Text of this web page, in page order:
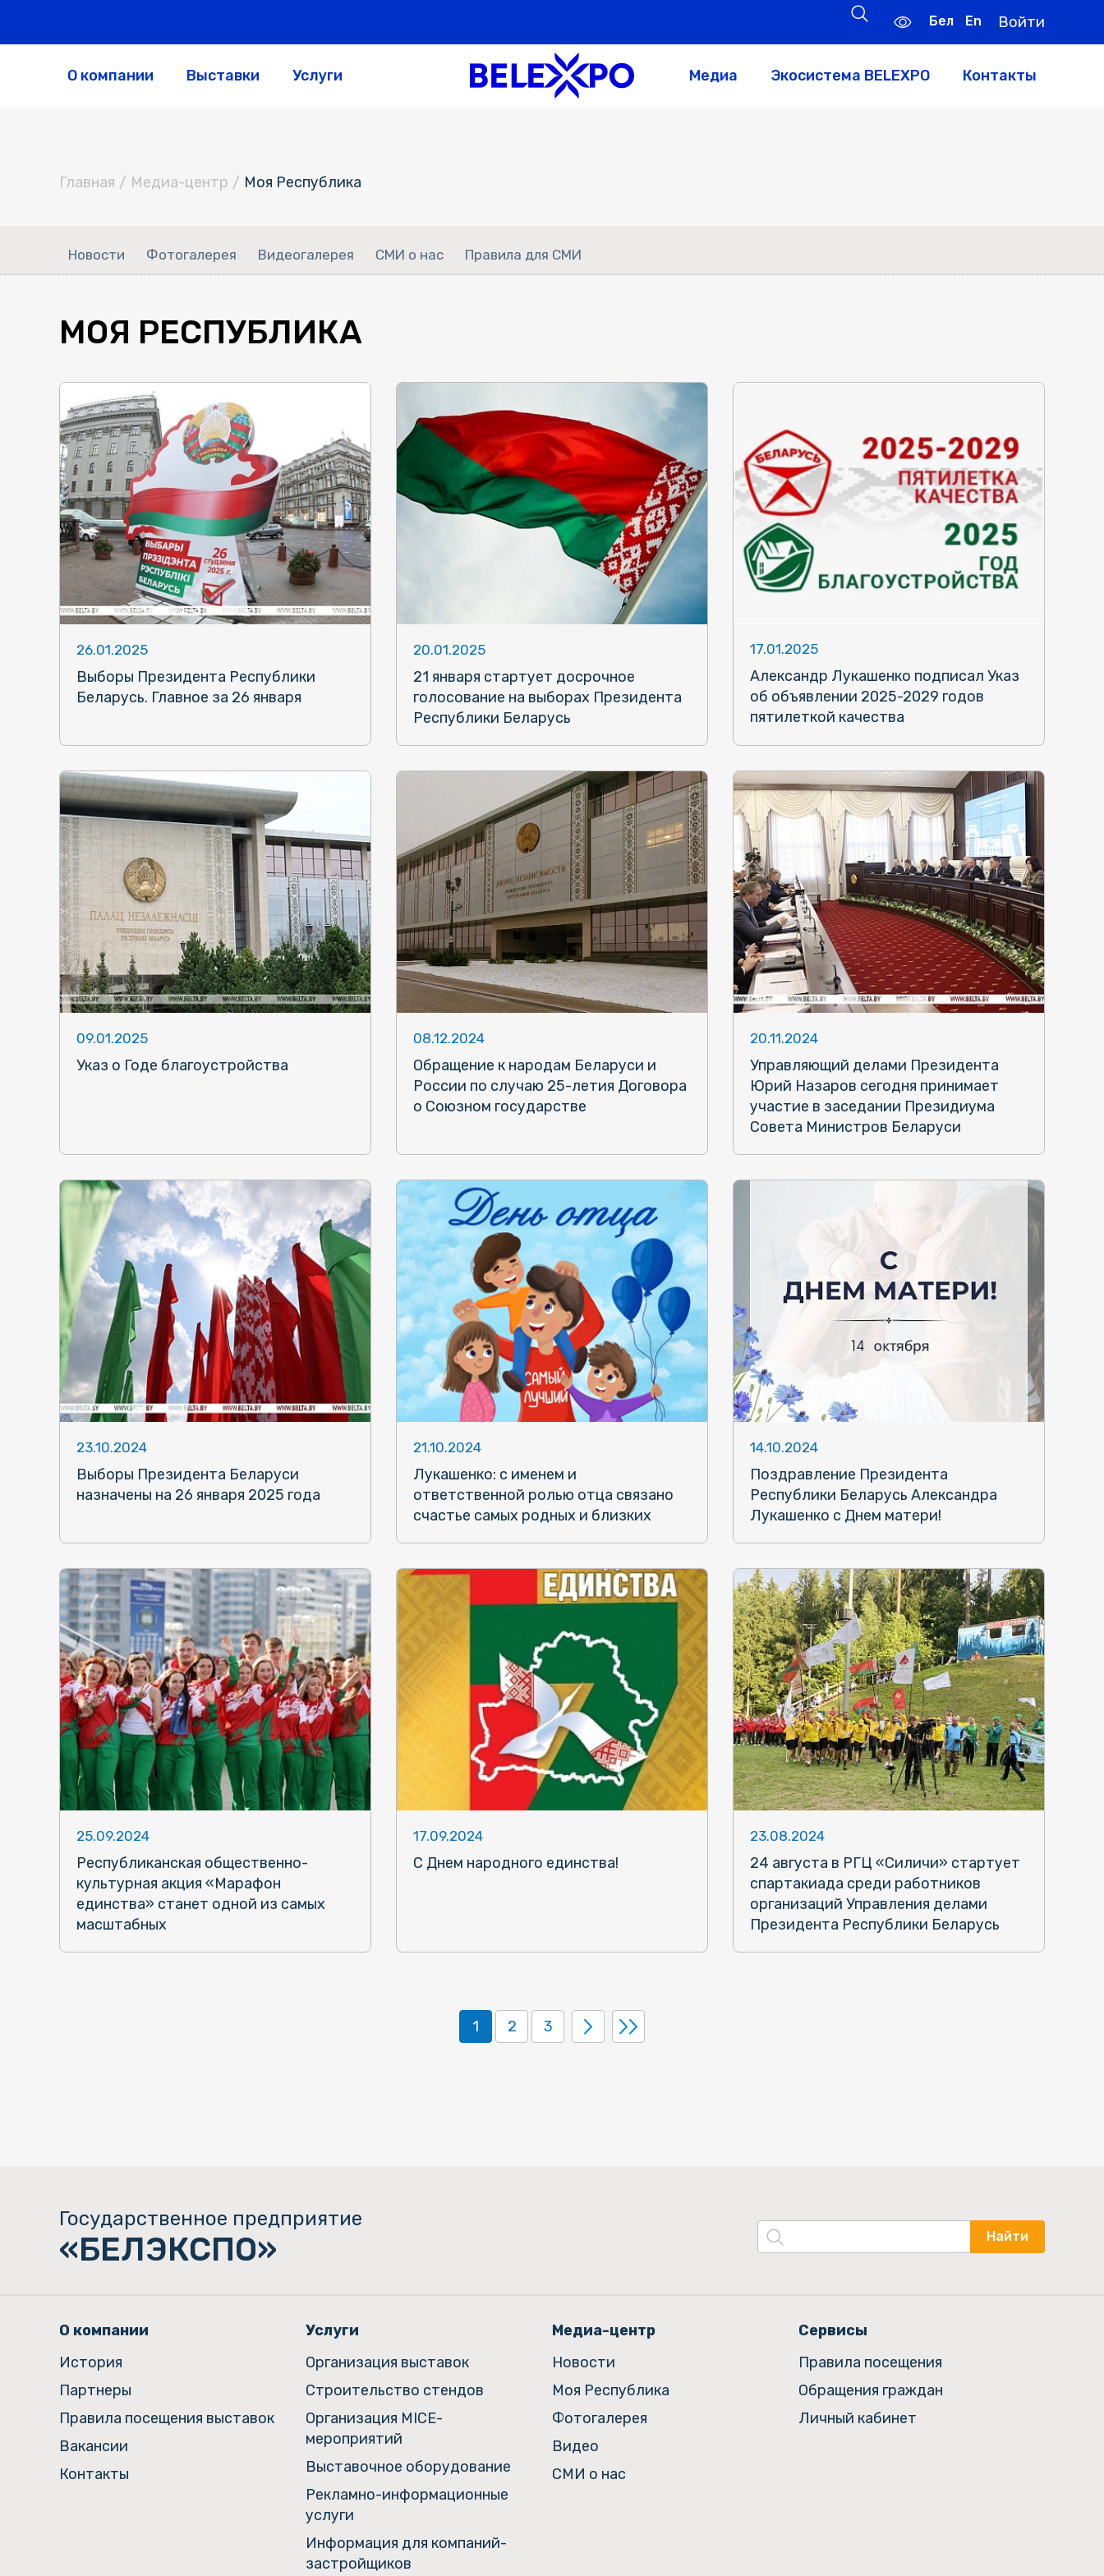
Бел En Войти
О компании Выставки Услуги Медиа Экосистема BELEXPO Контакты
Главная / Медиа-центр / Моя Республика
Новости Фотогалерея Видеогалерея СМИ о нас Правила для СМИ
МОЯ РЕСПУБЛИКА
26.01.2025
Выборы Президента Республики
Беларусь. Главное за 26 января
20.01.2025
21 января стартует досрочное
голосование на выборах Президента
Республики Беларусь
17.01.2025
Александр Лукашенко подписал Указ
об объявлении 2025-2029 годов
пятилеткой качества
09.01.2025
Указ о Годе благоустройства
08.12.2024
Обращение к народам Беларуси и
России по случаю 25-летия Договора
о Союзном государстве
20.11.2024
Управляющий делами Президента
Юрий Назаров сегодня принимает
участие в заседании Президиума
Совета Министров Беларуси
23.10.2024
Выборы Президента Беларуси
назначены на 26 января 2025 года
21.10.2024
Лукашенко: с именем и
ответственной ролью отца связано
счастье самых родных и близких
14.10.2024
Поздравление Президента
Республики Беларусь Александра
Лукашенко с Днем матери!
25.09.2024
Республиканская общественно-
культурная акция «Марафон
единства» станет одной из самых
масштабных
17.09.2024
С Днем народного единства!
23.08.2024
24 августа в РГЦ «Силичи» стартует
спартакиада среди работников
организаций Управления делами
Президента Республики Беларусь
1 2 3
Государственное предприятие
«БЕЛЭКСПО» Найти
О компании
История
Партнеры
Правила посещения выставок
Вакансии
Контакты
Услуги
Организация выставок
Строительство стендов
Организация MICE-
мероприятий
Выставочное оборудование
Рекламно-информационные
услуги
Информация для компаний-
застройщиков
Медиа-центр
Новости
Моя Республика
Фотогалерея
Видео
СМИ о нас
Сервисы
Правила посещения
Обращения граждан
Личный кабинет